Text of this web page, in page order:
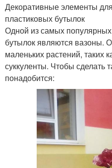
Декоративные элементы
пластиковых бутылок
Одной из самых
бутылок являются вазоны.
маленьких растений, таких
суккуленты. Чтобы сделать
понадобится: